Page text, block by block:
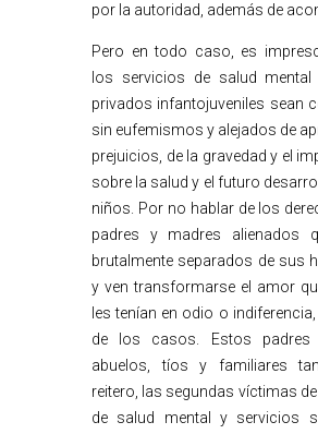
por la autoridad, además de
Pero en todo caso, es
los servicios de salud
privados infantojuveniles sean
sin eufemismos y alejados de
prejuicios, de la gravedad y el
sobre la salud y el futuro
niños. Por no hablar de los
padres y madres alienados
brutalmente separados de sus
y ven transformarse el amor
les tenían en odio o
de los casos. Estos padres
abuelos, tíos y familiares
reitero, las segundas víctimas
de salud mental y servicios